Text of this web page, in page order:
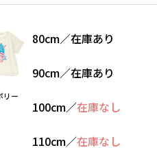
リー
80cm／在庫あり
90cm／在庫あり
100cm／在庫なし
110cm／在庫なし